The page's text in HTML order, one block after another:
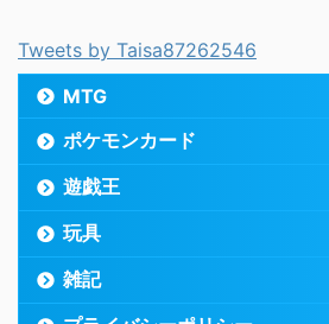
Tweets by Taisa87262546
MTG
ポケモンカード
遊戯王
玩具
雑記